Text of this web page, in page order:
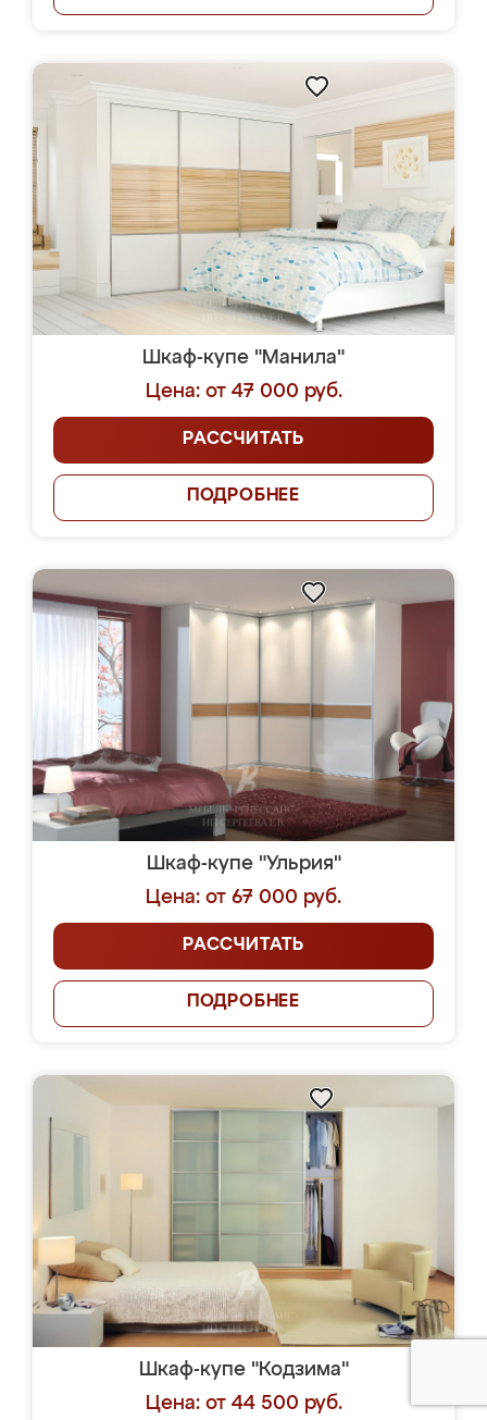
Шкаф-купе "Манила"
Цена: от 47 000 руб.
РАССЧИТАТЬ
ПОДРОБНЕЕ
Шкаф-купе "Ульрия"
Цена: от 67 000 руб.
РАССЧИТАТЬ
ПОДРОБНЕЕ
Шкаф-купе "Кодзима"
Цена: от 44 500 руб.